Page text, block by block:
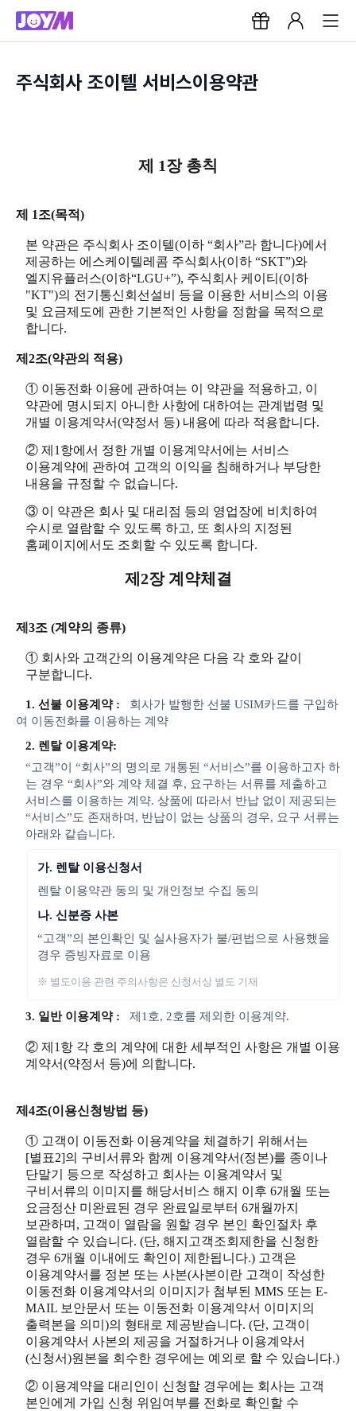
주식회사 조이텔 서비스이용약관
제 1장 총칙
제 1조(목적)
본 약관은 주식회사 조이텔(이하 “회사”라 합니다)에서
제공하는 에스케이텔레콤 주식회사(이하 “SKT”)와
엘지유플러스(이하“LGU+”), 주식회사 케이티(이하
"KT")의 전기통신회선설비 등을 이용한 서비스의 이용
및 요금제도에 관한 기본적인 사항을 정함을 목적으로
합니다.
제2조(약관의 적용)
① 이동전화 이용에 관하여는 이 약관을 적용하고, 이
약관에 명시되지 아니한 사항에 대하여는 관계법령 및
개별 이용계약서(약정서 등) 내용에 따라 적용합니다.
② 제1항에서 정한 개별 이용계약서에는 서비스
이용계약에 관하여 고객의 이익을 침해하거나 부당한
내용을 규정할 수 없습니다.
③ 이 약관은 회사 및 대리점 등의 영업장에 비치하여
수시로 열람할 수 있도록 하고, 또 회사의 지정된
홈페이지에서도 조회할 수 있도록 합니다.
제2장 계약체결
제3조 (계약의 종류)
① 회사와 고객간의 이용계약은 다음 각 호와 같이
구분합니다.
1. 선불 이용계약 :
회사가 발행한 선불 USIM카드를 구입하
여 이동전화를 이용하는 계약
2. 렌탈 이용계약:
“고객”이 “회사”의 명의로 개통된 “서비스”를 이용하고자 하
는 경우 “회사”와 계약 체결 후, 요구하는 서류를 제출하고
서비스를 이용하는 계약. 상품에 따라서 반납 없이 제공되는
“서비스”도 존재하며, 반납이 없는 상품의 경우, 요구 서류는
아래와 같습니다.
가. 렌탈 이용신청서
렌탈 이용약관 동의 및 개인정보 수집 동의
나. 신분증 사본
“고객”의 본인확인 및 실사용자가 불/편법으로 사용했을
경우 증빙자료로 이용
※ 별도이용 관련 주의사항은 신청서상 별도 기재
3. 일반 이용계약 : 제1호, 2호를 제외한 이용계약.
② 제1항 각 호의 계약에 대한 세부적인 사항은 개별 이용
계약서(약정서 등)에 의합니다.
제4조(이용신청방법 등)
① 고객이 이동전화 이용계약을 체결하기 위해서는
[별표2]의 구비서류와 함께 이용계약서(정본)를 종이나
단말기 등으로 작성하고 회사는 이용계약서 및
구비서류의 이미지를 해당서비스 해지 이후 6개월 또는
요금정산 미완료된 경우 완료일로부터 6개월까지
보관하며, 고객이 열람을 원할 경우 본인 확인절차 후
열람할 수 있습니다. (단, 해지고객조회제한을 신청한
경우 6개월 이내에도 확인이 제한됩니다.) 고객은
이용계약서를 정본 또는 사본(사본이란 고객이 작성한
이동전화 이용계약서의 이미지가 첨부된 MMS 또는 E-
MAIL 보안문서 또는 이동전화 이용계약서 이미지의
출력본을 의미)의 형태로 제공받습니다. (단, 고객이
이용계약서 사본의 제공을 거절하거나 이용계약서
(신청서)원본을 회수한 경우에는 예외로 할 수 있습니다.)
② 이용계약을 대리인이 신청할 경우에는 회사는 고객
본인에게 가입 신청 위임여부를 전화로 확인할 수